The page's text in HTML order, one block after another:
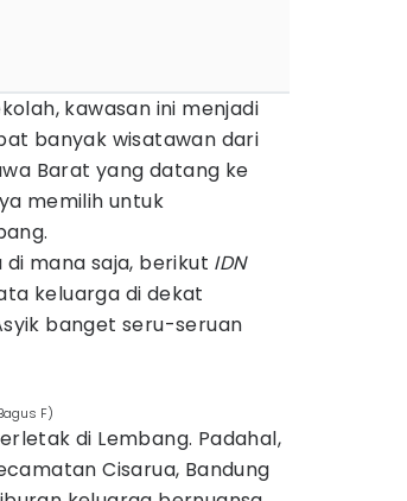
kawasan ini menjadi
banyak wisatawan dari
Barat yang datang ke
memilih untuk
mana saja, berikut IDN
keluarga di dekat
banget seru-seruan
F)
di Lembang. Padahal,
Cisarua, Bandung